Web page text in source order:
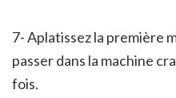
7- Aplatissez la première
passer dans la machine
fois.